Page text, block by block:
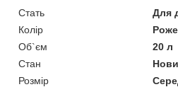
Стать
Для
Колір
Об`єм
20 л
Стан
Розмір